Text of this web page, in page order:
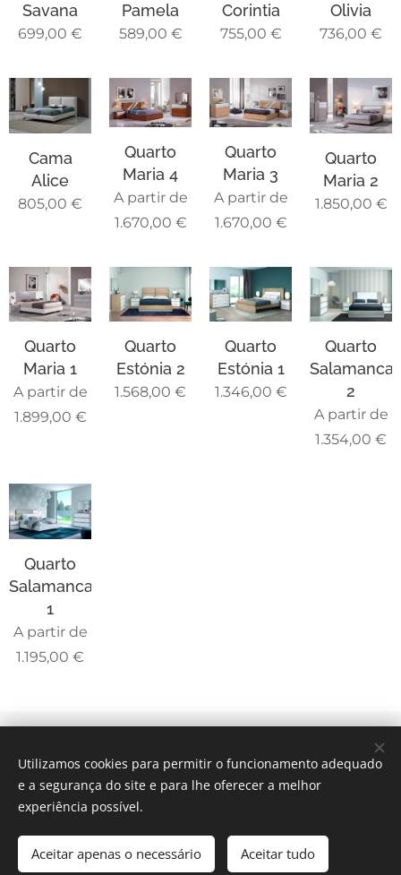
Savana
699,00 €
Pamela
589,00 €
Corintia
755,00 €
Olivia
736,00 €
Cama
Alice
805,00 €
Quarto
Maria 4
A partir de
1.670,00 €
Quarto
Maria 3
A partir de
1.670,00 €
Quarto
Maria 2
1.850,00 €
Quarto
Maria 1
A partir de
1.899,00 €
Quarto
Estónia 2
1.568,00 €
Quarto
Estónia 1
1.346,00 €
Quarto
Salamanca
2
A partir de
1.354,00 €
Quarto
Salamanca
1
A partir de
1.195,00 €
Intermediação de Crédito | Termos e Condições
de Privacidade
Utilizamos cookies para permitir o funcionamento adequado
e a segurança do site e para lhe oferecer a melhor
experiência possível.
Aceitar apenas o necessário Aceitar tudo